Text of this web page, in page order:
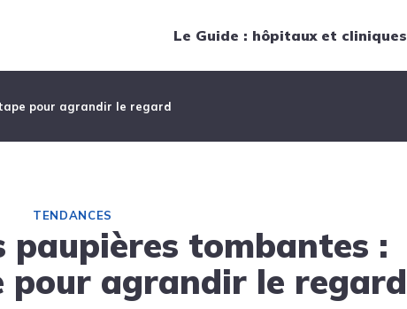
Le Guide : hôpitaux et cliniques
pour agrandir le regard
TENDANCES
paupières tombantes :
pour agrandir le regard